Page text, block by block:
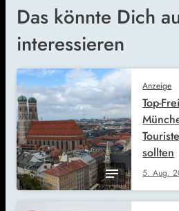
Das könnte Dich
interessieren
Anzeige
5. Aug.
Top-
sollten